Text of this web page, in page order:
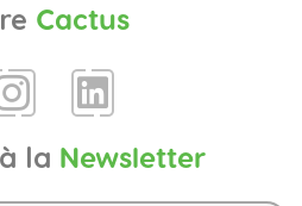
Cactus
la Newsletter